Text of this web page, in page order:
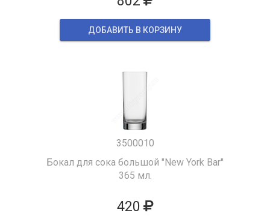
ДОБАВИТЬ В КОРЗИНУ
3500010
Бокал для сока большой "New York Bar"
365 мл.
420